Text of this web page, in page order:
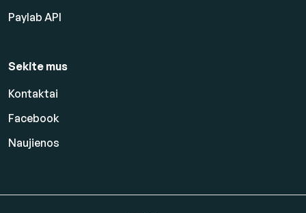
Paylab API
Sekite mus
Kontaktai
Facebook
Naujienos